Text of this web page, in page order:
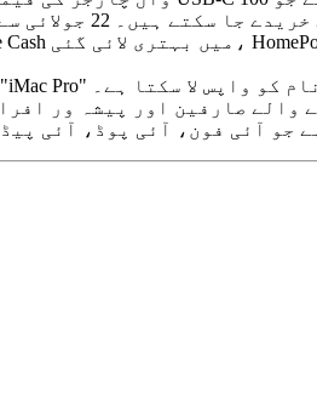
ایپل بڑی اسکرین والے iMac کے دوبارہ ڈیزائن کردہ ورژن پر کام کر رہا ہے جو "iMac Pro" نام کو واپس لا سکتا ہے۔
جو آئی فون، آئی پوڈ، آئی